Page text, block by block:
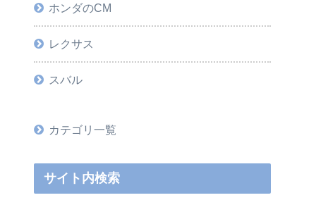
ホンダのCM
レクサス
スバル
カテゴリ一覧
サイト内検索